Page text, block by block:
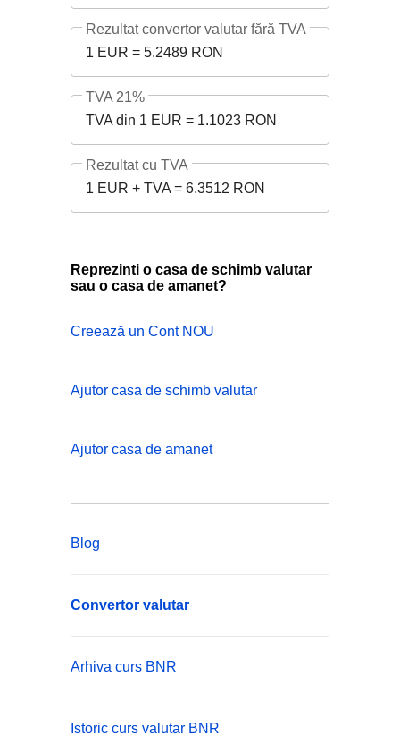
1 EUR = 5.2489 RON
Rezultat convertor valutar fără TVA
TVA din 1 EUR = 1.1023 RON
TVA 21%
1 EUR + TVA = 6.3512 RON
Rezultat cu TVA
Reprezinti o casa de schimb valutar
sau o casa de amanet?
Creează un Cont NOU
Ajutor casa de schimb valutar
Ajutor casa de amanet
Blog
Convertor valutar
Arhiva curs BNR
Istoric curs valutar BNR